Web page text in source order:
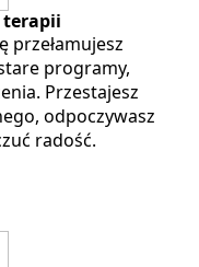
terapii
przełamujesz
programy,
Przestajesz
odpoczywasz
radość.